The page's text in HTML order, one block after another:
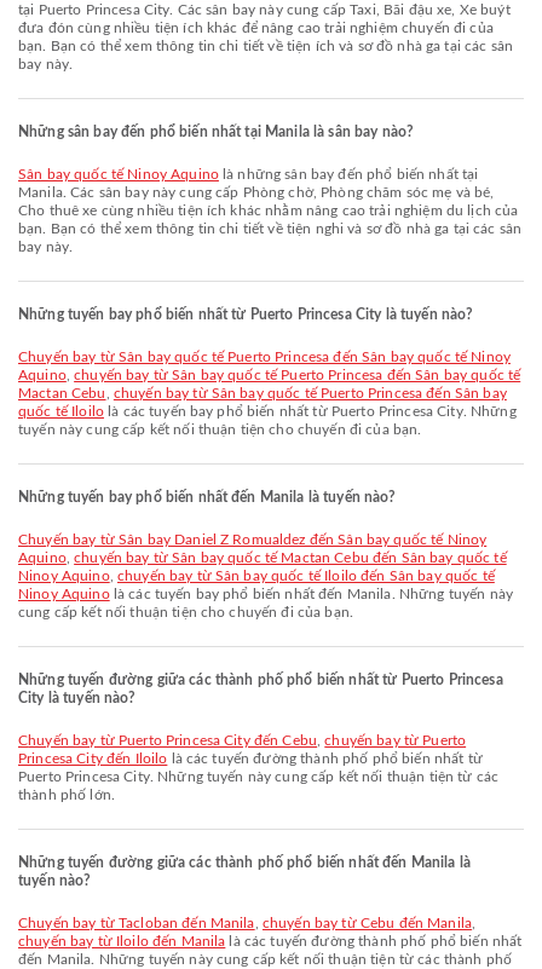
tại Puerto Princesa City. Các sân bay này cung cấp Taxi, Bãi đậu xe, Xe buýt
đưa đón cùng nhiều tiện ích khác để nâng cao trải nghiệm chuyến đi của
bạn. Bạn có thể xem thông tin chi tiết về tiện ích và sơ đồ nhà ga tại các sân
bay này.
Những sân bay đến phổ biến nhất tại Manila là sân bay nào?
Sân bay quốc tế Ninoy Aquinolà những sân bay đến phổ biến nhất tại
Manila. Các sân bay này cung cấp Phòng chờ, Phòng chăm sóc mẹ và bé,
Cho thuê xe cùng nhiều tiện ích khác nhằm nâng cao trải nghiệm du lịch của
bạn. Bạn có thể xem thông tin chi tiết về tiện nghi và sơ đồ nhà ga tại các sân
bay này.
Những tuyến bay phổ biến nhất từ Puerto Princesa City là tuyến nào?
chuyến bay từ Sân bay quốc tế Puerto Princesa đến Sân bay quốc tế Ninoy
Aquino,chuyến bay từ Sân bay quốc tế Puerto Princesa đến Sân bay quốc tế
Mactan Cebu
chuyến bay từ Sân bay quốc tế Puerto Princesa đến Sân bay
quốc tế Iloilolà các tuyến bay phổ biến nhất từ Puerto Princesa City. Những
tuyến này cung cấp kết nối thuận tiện cho chuyến đi của bạn.
Những tuyến bay phổ biến nhất đến Manila là tuyến nào?
chuyến bay từ Sân bay Daniel Z Romualdez đến Sân bay quốc tế Ninoy
Aquino,chuyến bay từ Sân bay quốc tế Mactan Cebu đến Sân bay quốc tế
Ninoy Aquino, chuyến bay từ Sân bay quốc tế Iloilo đến Sân bay quốc tế
Ninoy Aquinolà các tuyến bay phổ biến nhất đến Manila. Những tuyến này
cung cấp kết nối thuận tiện cho chuyến đi của bạn.
Những tuyến đường giữa các thành phố phổ biến nhất từ Puerto Princesa
City là tuyến nào?
chuyến bay từ Puerto Princesa City đến Cebu ,chuyến bay từ Puerto
Princesa City đến Iloilo là các tuyến đường thành phố phổ biến nhất từ
Puerto Princesa City. Những tuyến này cung cấp kết nối thuận tiện từ các
thành phố lớn.
Những tuyến đường giữa các thành phố phổ biến nhất đến Manila là
tuyến nào?
chuyến bay từ Tacloban đến Manila chuyến bay từ Cebu đến Manila,
chuyến bay từ Iloilo đến Manila là các tuyến đường thành phố phổ biến nhất
đến Manila. Những tuyến này cung cấp kết nối thuận tiện từ các thành phố